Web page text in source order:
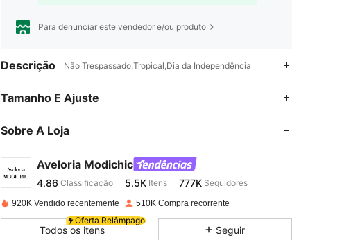
Para denunciar este vendedor e/ou produto
Descrição Não Trespassado,Tropical,Dia da Independência
Tamanho E Ajuste
Sobre A Loja
Aveloria Modichic
4,86
4,86 Classificação 5.5KItens 777K
v***hpago 23 horas atrás
5.5K
920K Vendido recentemente 510K Compra recorrente
Oferta Relâmpago
Todos os itens Seguir